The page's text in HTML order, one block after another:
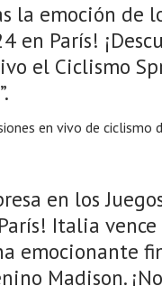
la emoción de
en París!
el Ciclismo
en vivo de ciclismo
en los
Italia vence
emocionante
Madison.